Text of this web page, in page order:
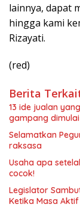
lainnya, dapat
hingga kami
Rizayati.
(red)
Berita
13 ide jualan
gampang dimulai
Selamatkan
raksasa
Usaha apa
cocok!
Legislator
Ketika Masa